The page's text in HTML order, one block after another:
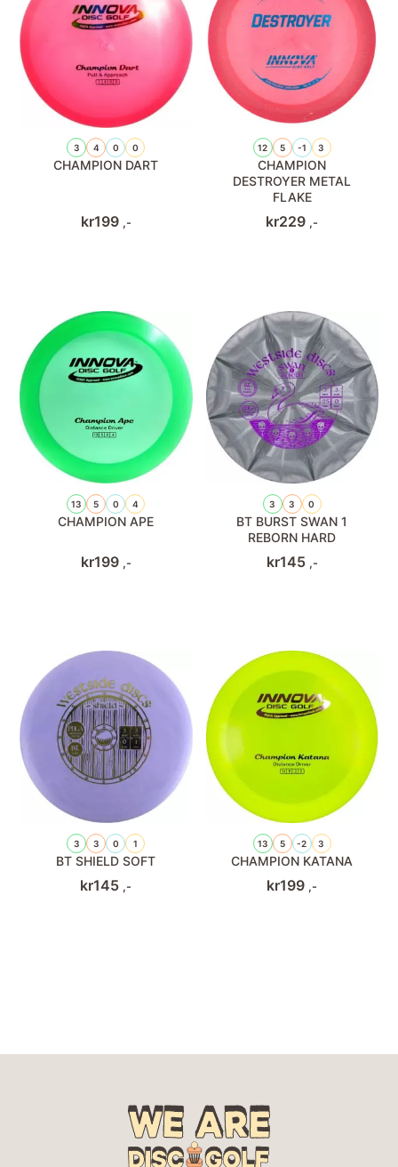
3 4 0 0
CHAMPION DART
kr199 ,-
12 5 -1 3
CHAMPION
DESTROYER METAL
FLAKE
kr229 ,-
13 5 0 4
CHAMPION APE
kr199 ,-
3 3 0
BT BURST SWAN 1
REBORN HARD
kr145 ,-
3 3 0 1
BT SHIELD SOFT
kr145 ,-
13 5 -2 3
CHAMPION KATANA
kr199 ,-